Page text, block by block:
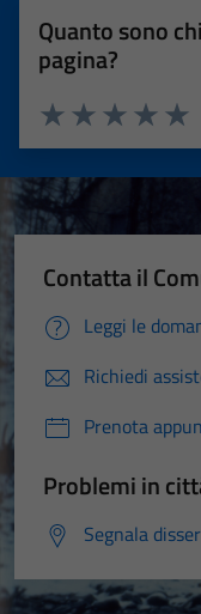
Quanto sono
pagina?
Valuta
Valuta 3
Valuta 2 stelle
Valuta 1 stelle su 5
Contatta il
Leggi le
Richiedi
Prenota
Problemi in
Segnala